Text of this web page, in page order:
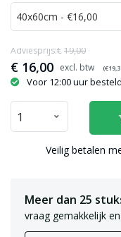
€ 16,00 (€
Adviesprijs:€ 19,00
Voor 12:00 uur
Veilig betalen
Meer dan 25
vraag gemakkelijk